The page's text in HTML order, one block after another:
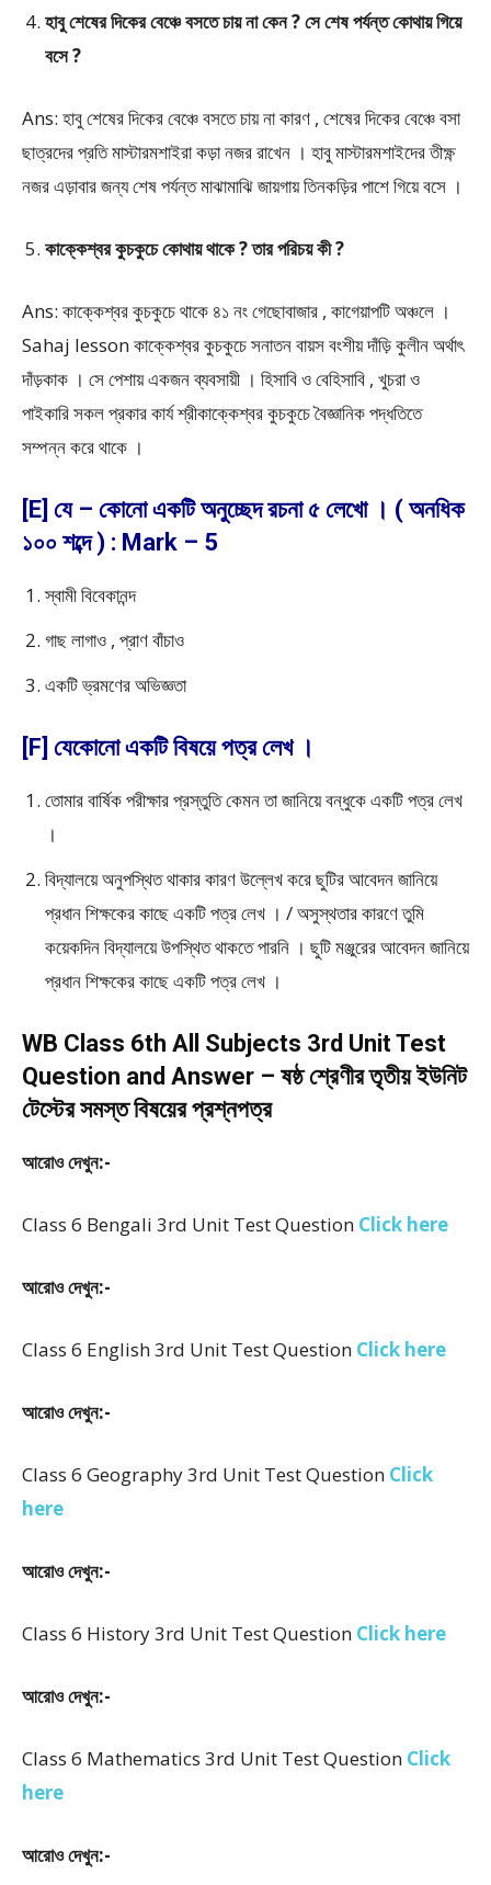
হাবু শেষের দিকের বেঞ্চে বসতে চায় না কেন ? সে শেষ পর্যন্ত কোথায় গিয়ে
বসে ?
Ans: হাবু শেষের দিকের বেঞ্চে বসতে চায় না কারণ , শেষের দিকের বেঞ্চে বসা
ছাত্রদের প্রতি মাস্টারমশাইরা কড়া নজর রাখেন । হাবু মাস্টারমশাইদের তীক্ষ্ণ
নজর এড়াবার জন্য শেষ পর্যন্ত মাঝামাঝি জায়গায় তিনকড়ির পাশে গিয়ে বসে ।
কাক্কেশ্বর কুচকুচে কোথায় থাকে ? তার পরিচয় কী ?
Ans: কাক্কেশ্বর কুচকুচে থাকে ৪১ নং গেছোবাজার , কাগেয়াপটি অঞ্চলে ।
Sahaj lesson কাক্কেশ্বর কুচকুচে সনাতন বায়স বংশীয় দাঁড়ি কুলীন অর্থাৎ
দাঁড়কাক । সে পেশায় একজন ব্যবসায়ী । হিসাবি ও বেহিসাবি , খুচরা ও
পাইকারি সকল প্রকার কার্য শ্রীকাক্কেশ্বর কুচকুচে বৈজ্ঞানিক পদ্ধতিতে
সম্পন্ন করে থাকে ।
[E] যে – কোনো একটি অনুচ্ছেদ রচনা ৫ লেখো । ( অনধিক
১০০ শব্দে ) : Mark – 5
স্বামী বিবেকানন্দ
গাছ লাগাও , প্রাণ বাঁচাও
একটি ভ্রমণের অভিজ্ঞতা
[F] যেকোনো একটি বিষয়ে পত্র লেখ ।
তোমার বার্ষিক পরীক্ষার প্রস্তুতি কেমন তা জানিয়ে বন্ধুকে একটি পত্র লেখ
।
বিদ্যালয়ে অনুপস্থিত থাকার কারণ উল্লেখ করে ছুটির আবেদন জানিয়ে
প্রধান শিক্ষকের কাছে একটি পত্র লেখ । / অসুস্থতার কারণে তুমি
কয়েকদিন বিদ্যালয়ে উপস্থিত থাকতে পারনি । ছুটি মঞ্জুরের আবেদন জানিয়ে
প্রধান শিক্ষকের কাছে একটি পত্র লেখ ।
WB Class 6th All Subjects 3rd Unit Test
Question and Answer – ষষ্ঠ শ্রেণীর তৃতীয় ইউনিট
টেস্টের সমস্ত বিষয়ের প্রশ্নপত্র
আরোও দেখুন:-
Class 6 Bengali 3rd Unit Test Question Click here
আরোও দেখুন:-
Class 6 English 3rd Unit Test Question Click here
আরোও দেখুন:-
Class 6 Geography 3rd Unit Test Question Click
here
আরোও দেখুন:-
Class 6 History 3rd Unit Test Question Click here
আরোও দেখুন:-
Class 6 Mathematics 3rd Unit Test Question Click
here
আরোও দেখুন:-